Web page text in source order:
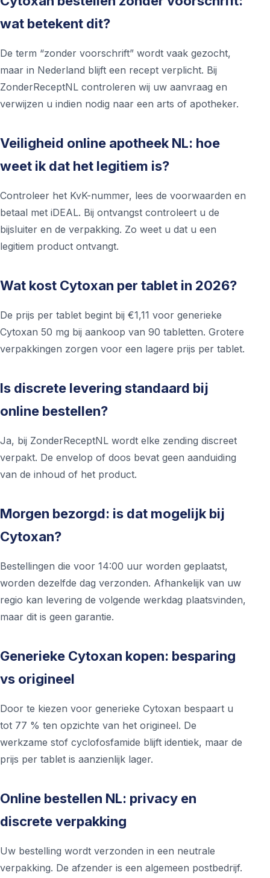
wat betekent dit?
De term “zonder voorschrift” wordt vaak gezocht,
maar in Nederland blijft een recept verplicht. Bij
ZonderReceptNL controleren wij uw aanvraag en
verwijzen u indien nodig naar een arts of apotheker.
Veiligheid online apotheek NL: hoe
weet ik dat het legitiem is?
Controleer het KvK-nummer, lees de voorwaarden en
betaal met iDEAL. Bij ontvangst controleert u de
bijsluiter en de verpakking. Zo weet u dat u een
legitiem product ontvangt.
Wat kost Cytoxan per tablet in 2026?
De prijs per tablet begint bij €1,11 voor generieke
Cytoxan 50 mg bij aankoop van 90 tabletten. Grotere
verpakkingen zorgen voor een lagere prijs per tablet.
Is discrete levering standaard bij
online bestellen?
Ja, bij ZonderReceptNL wordt elke zending discreet
verpakt. De envelop of doos bevat geen aanduiding
van de inhoud of het product.
Morgen bezorgd: is dat mogelijk bij
Cytoxan?
Bestellingen die voor 14:00 uur worden geplaatst,
worden dezelfde dag verzonden. Afhankelijk van uw
regio kan levering de volgende werkdag plaatsvinden,
maar dit is geen garantie.
Generieke Cytoxan kopen: besparing
vs origineel
Door te kiezen voor generieke Cytoxan bespaart u
tot 77 % ten opzichte van het origineel. De
werkzame stof cyclofosfamide blijft identiek, maar de
prijs per tablet is aanzienlijk lager.
Online bestellen NL: privacy en
discrete verpakking
Uw bestelling wordt verzonden in een neutrale
verpakking. De afzender is een algemeen postbedrijf.